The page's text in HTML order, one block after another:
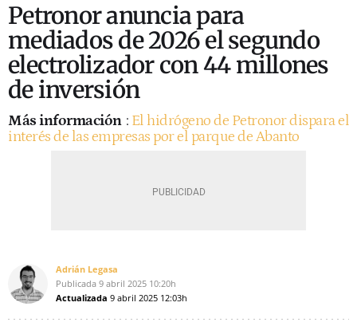
Petronor anuncia para
mediados de 2026 el segundo
electrolizador con 44 millones
de inversión
Más información : El hidrógeno de Petronor dispara el
interés de las empresas por el parque de Abanto
Adrián Legasa
Publicada 9 abril 2025 10:20h
Actualizada 9 abril 2025 12:03h